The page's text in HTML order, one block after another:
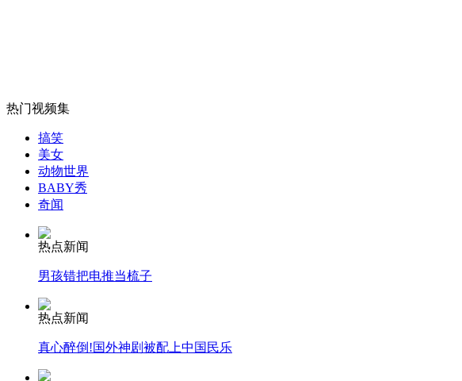
走！跟着总书记去植树
纽约上演“枕头大战”
热门视频集
搞笑
美女
动物世界
BABY秀
奇闻
热点新闻
男孩错把电推当梳子
热点新闻
真心醉倒!国外神剧被配上中国民乐